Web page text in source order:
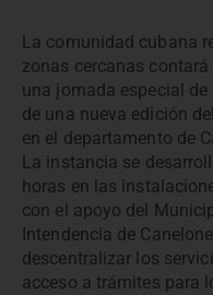
La comunidad cubana
zonas cercanas
una jornada especial
de una nueva edición
en el departamento de
La instancia se
horas en las
con el apoyo del
Intendencia de
descentralizar los
acceso a trámites para